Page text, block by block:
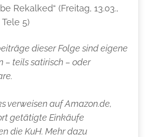
Rekalked“ (Freitag, 13.03.,
5)
dieser Folge sind eigene
– teils satirisch – oder
verweisen auf Amazon.de,
getätigte Einkäufe
die KuH. Mehr dazu